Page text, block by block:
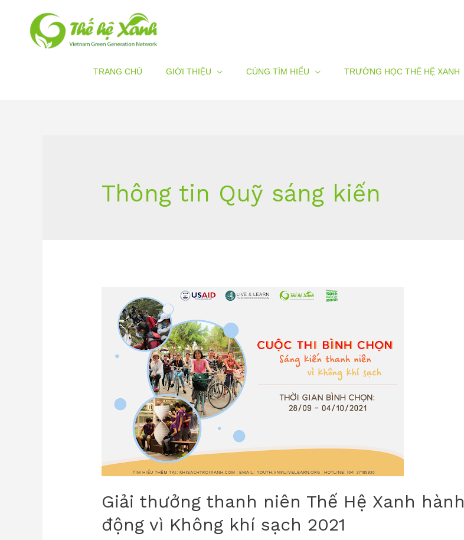
TRANG CHỦ GIỚI THIỆU CÙNG TÌM HIỂU TRƯỜNG HỌC THẾ HỆ XANH
Thông tin Quỹ sáng kiến
Giải thưởng thanh niên Thế Hệ Xanh hành
động vì Không khí sạch 2021